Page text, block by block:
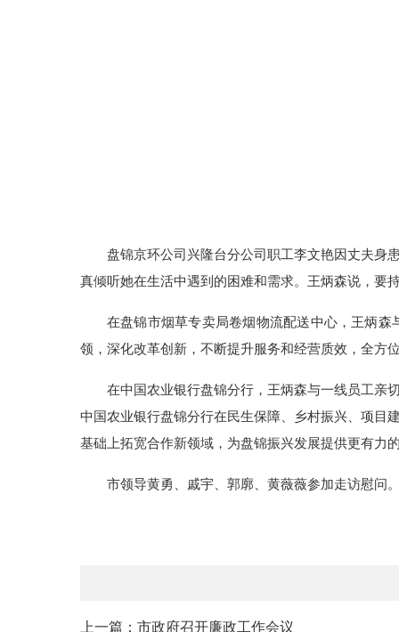
盘锦京环公司兴隆台分公司职工李文艳因丈夫身
真倾听她在生活中遇到的困难和需求。王炳森说，要
在盘锦市烟草专卖局卷烟物流配送中心，王炳
领，深化改革创新，不断提升服务和经营质效，全方
在中国农业银行盘锦分行，王炳森与一线员工亲
中国农业银行盘锦分行在民生保障、乡村振兴、项目
基础上拓宽合作新领域，为盘锦振兴发展提供更有力
市领导黄勇、戚宇、郭廓、黄薇薇参加走访慰问
上一篇：市政府召开廉政工作会议